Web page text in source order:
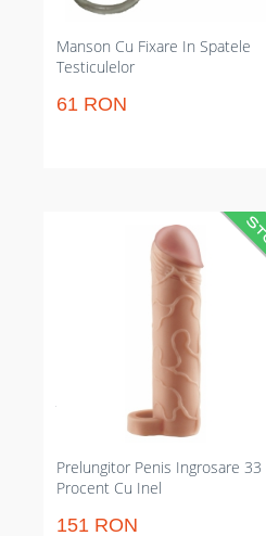
Manson Cu Fixare In Spatele
Testiculelor
61 RON
Prelungitor Penis Ingrosare 33
Procent Cu Inel
151 RON
Prelungitor concret pentru
membru care suplimentează 5.1
cm și îngroașă cu până la 33%.
Reduce ejacularea precoce prin
tensiunea inelului și intensifică
penetrarea; material super-elastic
pentru potrivire sigură și sprijinire
a erecției pe durata acțiunii sexual
pentru efecte vizibile fără
întârziere în dormitor.